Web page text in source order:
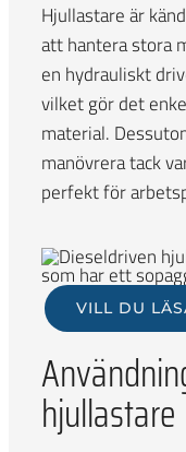
Hjullastare är
att hantera stora
en hydrauliskt
vilket gör det
material.
manövrera tack
perfekt för
VILL DU
hjullastare